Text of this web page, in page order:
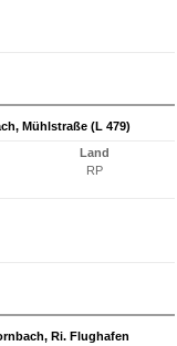
Mühlstraße (L 479)
Land
RP
Ri. Flughafen